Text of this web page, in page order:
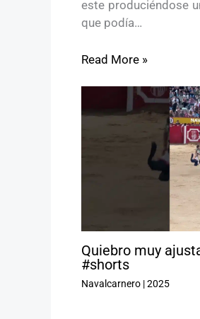
este produciéndose
que podía…
Read More »
Quiebro muy
#shorts
Navalcarnero|2025